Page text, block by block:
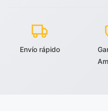
Envío rápido